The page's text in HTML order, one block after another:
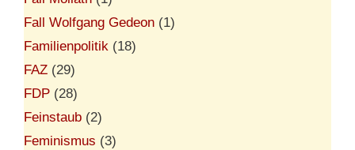
Fall Wolfgang Gedeon (1)
Familienpolitik (18)
FAZ (29)
FDP (28)
Feinstaub (2)
Feminismus (3)